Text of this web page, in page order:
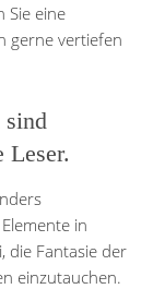
Sie eine
gerne vertiefen
Leser.
in
die Fantasie der
einzutauchen.